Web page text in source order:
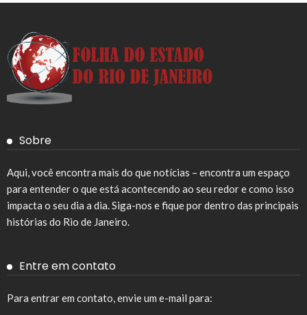
Sobre
Aqui, você encontra mais do que notícias – encontra um espaço
para entender o que está acontecendo ao seu redor e como isso
impacta o seu dia a dia. Siga-nos e fique por dentro das principais
histórias do Rio de Janeiro.
Entre em contato
Para entrar em contato, envie um e-mail para: